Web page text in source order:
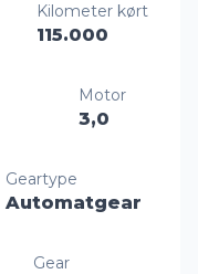
Kilometer kørt
115.000
Motor
3,0
Geartype
Automatgear
Gear